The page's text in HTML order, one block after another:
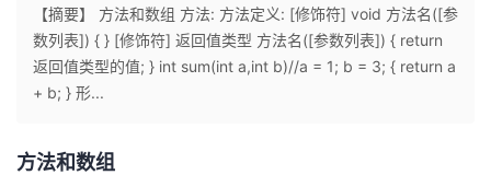
个
人
【摘要】 方法和数组 方法: 方法定义: [修饰符] void 方法名([参
数列表]) { } [修饰符] 返回值类型 方法名([参数列表]) { return
返回值类型的值; } int sum(int a,int b)//a = 1; b = 3; { return a
+ b; } 形...
方法和数组